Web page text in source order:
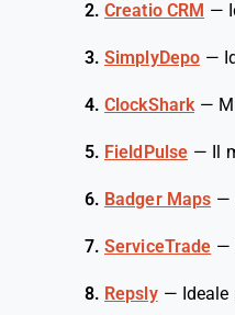
2. Creatio CRM —
3. SimplyDepo —
4. ClockShark —
5. FieldPulse — Il
6. Badger Maps —
7. ServiceTrade —
8. Repsly —